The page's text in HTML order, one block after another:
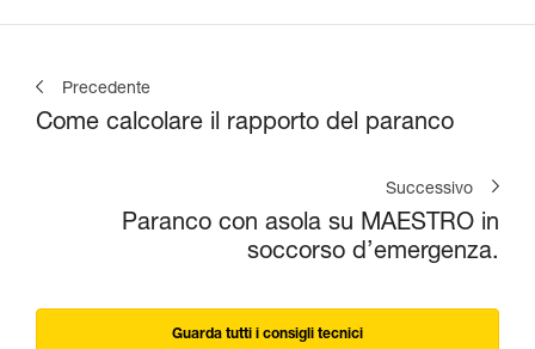
Precedente
Come calcolare il rapporto del paranco
Successivo
Paranco con asola su MAESTRO in
soccorso d’emergenza.
Guarda tutti i consigli tecnici